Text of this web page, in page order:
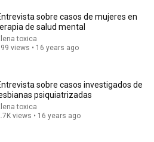
7:58
aides RUSH reporters out
views
sobre casos de mujeres en
de salud mental
toxica
views • 16 years ago
sobre casos investigados de
psiquiatrizadas
toxica
views • 16 years ago